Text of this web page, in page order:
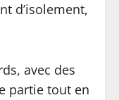
d’isolement,
avec des
partie tout en